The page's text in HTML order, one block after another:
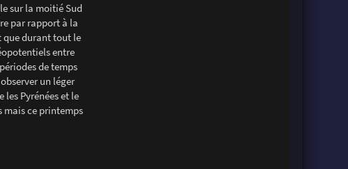
sur la moitié Sud
par rapport à la
que durant tout le
entre
de temps
un léger
Pyrénées et le
mais ce printemps